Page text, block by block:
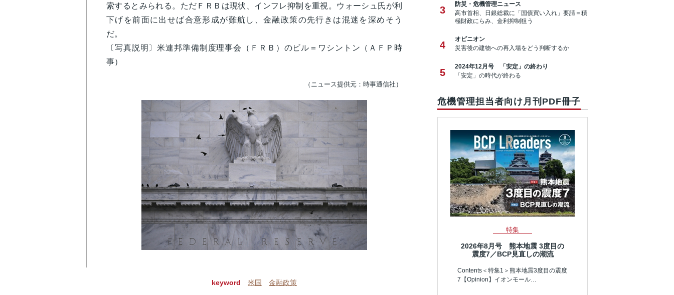
索するとみられる。ただＦＲＢは現状、インフレ抑制を重視。ウォーシュ氏が利
下げを前面に出せば合意形成が難航し、金融政策の先行きは混迷を深めそう
だ。
〔写真説明〕米連邦準備制度理事会（ＦＲＢ）のビル＝ワシントン（ＡＦＰ時
事）
（ニュース提供元：時事通信社）
keyword 米国 金融政策
3
防災・危機管理ニュース
高市首相、日銀総裁に「国債買い入れ」要請＝積
極財政にらみ、金利抑制狙う
4
オピニオン
災害後の建物への再入場をどう判断するか
5
2024年12月号 「安定」の終わり
「安定」の時代が終わる
危機管理担当者向け月刊PDF冊子
特集
2026年8月号 熊本地震 3度目の
震度7／BCP見直しの潮流
Contents＜特集1＞熊本地震3度目の震度
7【Opinion】イオンモール…